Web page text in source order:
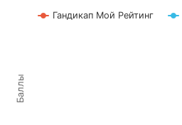
Баллы
Гандикап Мой Рейтинг